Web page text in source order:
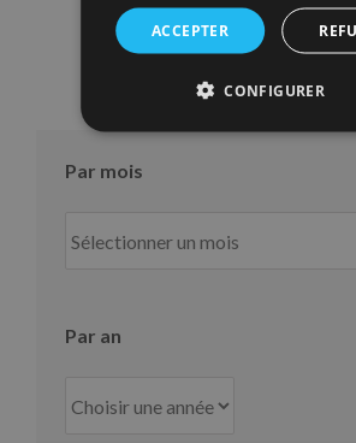
Par mois
mois
Par an
ACCEPTER
CONFIGURER